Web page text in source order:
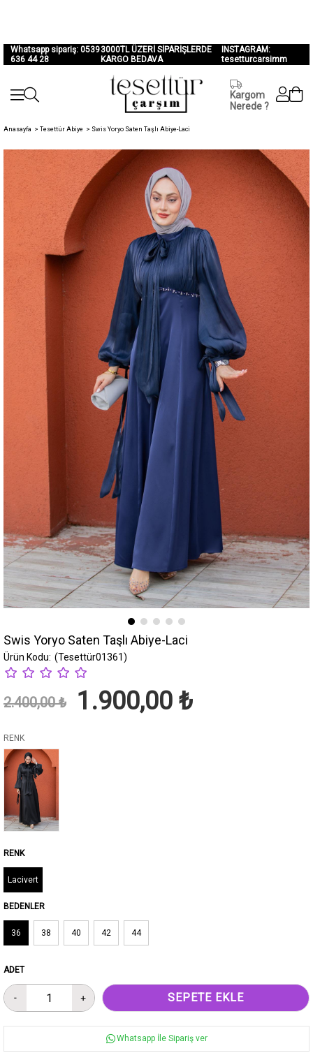
Whatsapp sipariş: 0539
636 44 28
3000TL ÜZERİ SİPARİŞLERDE
KARGO BEDAVA
INSTAGRAM:
tesetturcarsimm
Kargom
Nerede ?
Anasayfa > Tesettür Abiye > Swis Yoryo Saten Taşlı Abiye-Laci
Swis Yoryo Saten Taşlı Abiye-Laci
(Tesettür01361)
2.400,00 ₺ 1.900,00 ₺
RENK
Lacivert
BEDENLER
36 38 40 42 44
ADET
Whatsapp İle Sipariş ver